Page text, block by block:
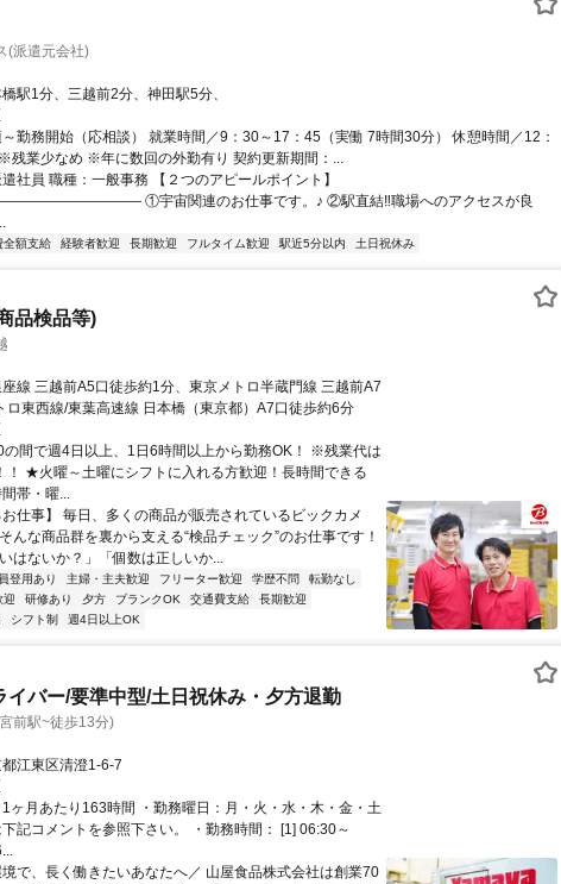
(派遣元会社)
駅1分、三越前2分、神田駅5分、
勤務開始（応相談） 就業時間／9：30～17：45（実働 7時間30分） 休憩時間／12：
残業少なめ ※年に数回の外勤有り 契約更新期間：...
社員 職種：一般事務 【２つのアピールポイント】
①宇宙関連のお仕事です。♪ ②駅直結‼職場へのアクセスが良
全額支給 経験者歓迎 長期歓迎 フルタイム歓迎 駅近5分以内 土日祝休み
品検品等)
線 三越前A5口徒歩約1分、東京メトロ半蔵門線 三越前A7
ロ東西線/東葉高速線 日本橋（東京都）A7口徒歩約6分
間で週4日以上、1日6時間以上から勤務OK！ ※残業代は
！ ★火曜～土曜にシフトに入れる方歓迎！長時間できる
帯・曜...
仕事】 毎日、多くの商品が販売されているビックカメ
んな商品群を裏から支える“検品チェック”のお仕事です！
はないか？」「個数は正しいか...
登用あり 主婦・主夫歓迎 フリーター歓迎 学歴不問
転勤なし
迎 研修あり 夕方 ブランクOK 交通費支給
長期歓迎
シフト制 週4日以上OK
イバー/要準中型/土日祝休み・夕方退勤
前駅~徒歩13分)
江東区清澄1-6-7
ヶ月あたり163時間 ・勤務曜日：月・火・水・木・金・土
記コメントを参照下さい。 ・勤務時間： [1] 06:30～
で、長く働きたいあなたへ／ 山屋食品株式会社は創業70